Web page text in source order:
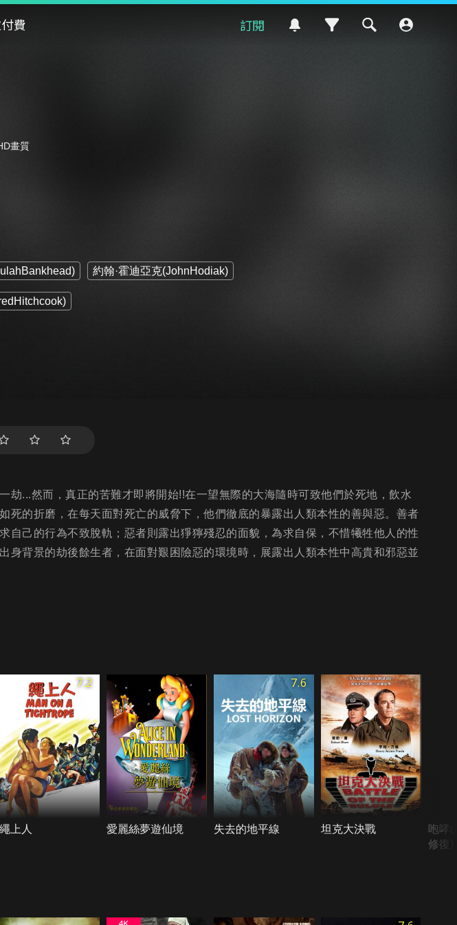
費 訂閱
畫質
約翰·霍迪亞克(JohnHodiak)
劫...然而，真正的苦難才即將開始!!在一望無際的大海隨時可致他們於死地，飲水
死的折磨，在每天面對死亡的威脅下，他們徹底的暴露出人類本性的善與惡。善者
自己的行為不致脫軌；惡者則露出猙獰殘忍的面貌，為求自保，不惜犧牲他人的性
身背景的劫後餘生者，在面對艱困險惡的環境時，展露出人類本性中高貴和邪惡並
7.2
繩上人 愛麗絲夢遊仙境
7.6
失去的地平線 坦克大決戰
咆哮
修復)